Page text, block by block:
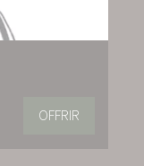
OFFRIR